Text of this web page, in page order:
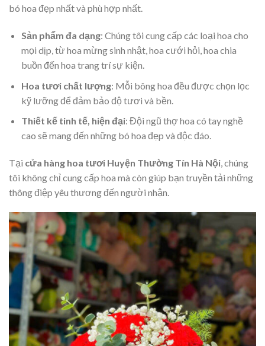
bó hoa đẹp nhất và phù hợp nhất.
Sản phẩm đa dạng: Chúng tôi cung cấp các loại hoa cho
mọi dịp, từ hoa mừng sinh nhật, hoa cưới hỏi, hoa chia
buồn đến hoa trang trí sự kiện.
Hoa tươi chất lượng: Mỗi bông hoa đều được chọn lọc
kỹ lưỡng để đảm bảo độ tươi và bền.
Thiết kế tinh tế, hiện đại: Đội ngũ thợ hoa có tay nghề
cao sẽ mang đến những bó hoa đẹp và độc đáo.
Tại cửa hàng hoa tươi Huyện Thường Tín Hà Nội, chúng
tôi không chỉ cung cấp hoa mà còn giúp bạn truyền tải những
thông điệp yêu thương đến người nhận.